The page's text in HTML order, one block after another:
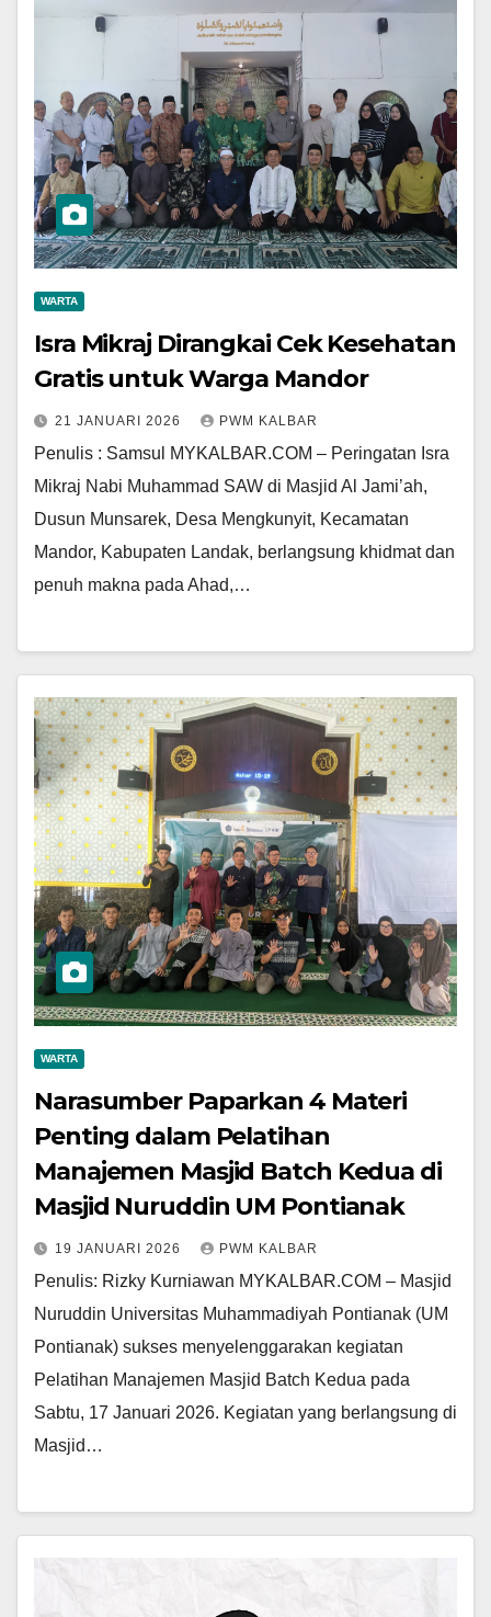
WARTA
Isra Mikraj Dirangkai Cek Kesehatan
Gratis untuk Warga Mandor
21 JANUARI 2026 PWM KALBAR
Penulis : Samsul MYKALBAR.COM – Peringatan Isra
Mikraj Nabi Muhammad SAW di Masjid Al Jami’ah,
Dusun Munsarek, Desa Mengkunyit, Kecamatan
Mandor, Kabupaten Landak, berlangsung khidmat dan
penuh makna pada Ahad,…
WARTA
Narasumber Paparkan 4 Materi
Penting dalam Pelatihan
Manajemen Masjid Batch Kedua di
Masjid Nuruddin UM Pontianak
19 JANUARI 2026 PWM KALBAR
Penulis: Rizky Kurniawan MYKALBAR.COM – Masjid
Nuruddin Universitas Muhammadiyah Pontianak (UM
Pontianak) sukses menyelenggarakan kegiatan
Pelatihan Manajemen Masjid Batch Kedua pada
Sabtu, 17 Januari 2026. Kegiatan yang berlangsung di
Masjid…